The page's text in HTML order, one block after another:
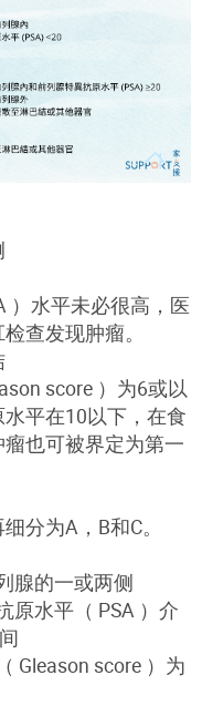
）水平未必很高，医
查发现肿瘤。
score ）为6或以
平在10以下，在食
也可被界定为第一
分为A，B和C。
腺的一或两侧
原水平（ PSA ）介
Gleason score ）为